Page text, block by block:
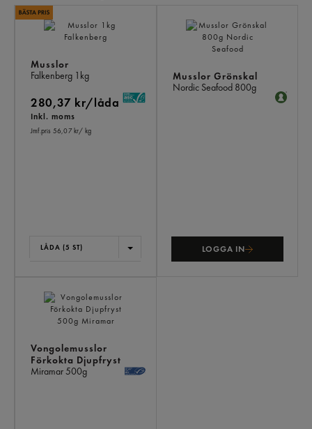
Musslor
Falkenberg 1kg
280,37 kr/låda
Inkl. moms
Jmf.pris 56,07 kr/ kg
LÅDA (5 ST)
Musslor Grönskal
Nordic Seafood 800g
LOGGA IN
Vongolemusslor
Förkokta Djupfryst
Miramar500g